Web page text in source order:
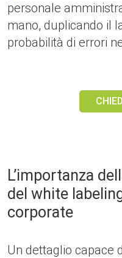
personale
mano, duplicando il
probabilità di errori
L’importanza
del white
corporate
Un dettaglio capace